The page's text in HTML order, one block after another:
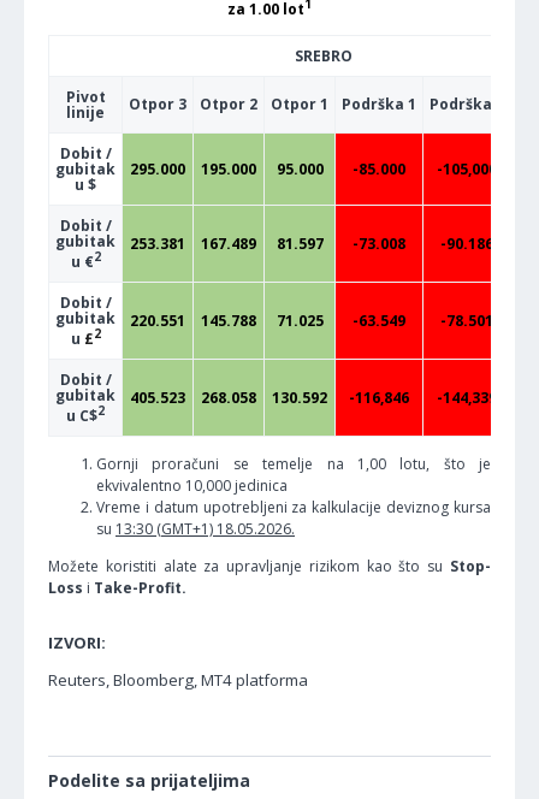
za 1.00 lot1
SREBRO
Pivot
linije Otpor 3 Otpor 2 Otpor 1 Podrška 1 Podrška 2
Dobit /
gubitak
u $
295.000 195.000 95.000 -85.000 -105,000
Dobit /
gubitak
u €2
253.381 167.489 81.597 -73.008 -90.186
Dobit /
gubitak
u £2
220.551 145.788 71.025 -63.549 -78.501
Dobit /
gubitak
u C$2
405.523 268.058 130.592 -116,846 -144,339
Gornji proračuni se temelje na 1,00 lotu, što je
ekvivalentno 10,000 jedinica
Vreme i datum upotrebljeni za kalkulacije deviznog kursa
su 13:30 (GMT+1) 18.05.2026.
Možete koristiti alate za upravljanje rizikom kao što su Stop-
Loss i Take-Profit.
IZVORI:
Reuters, Bloomberg, MT4 platforma
Podelite sa prijateljima